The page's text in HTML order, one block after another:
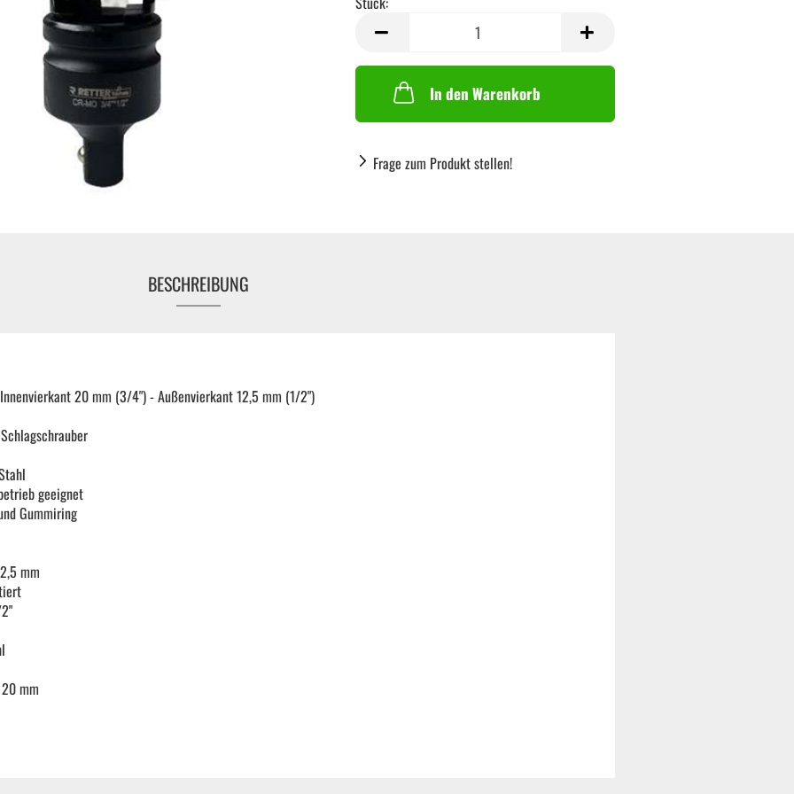
Stück
In den Warenkorb
Frage zum Produkt stellen!
BESCHREIBUNG
20 mm (3/4") - Außenvierkant 12,5 mm (1/2")
geeignet
Gummiring
mm
mm